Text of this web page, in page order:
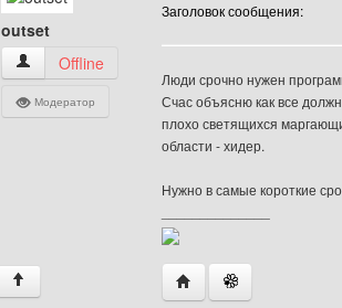
outset
outset Посмотреть профиль
Offline
Модератор
Заголовок сообщения:
Люди срочно нужен
Счас объясню как все
плохо светящихся
области - хидер.
Нужно в самые короткие
↑ Посетить сайт